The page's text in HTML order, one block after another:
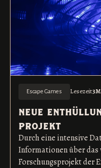
Escape Games Lesezeit3
neue
projekt
Durch eine intensive
Informationen über
Forschungsprojekt der